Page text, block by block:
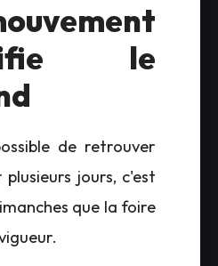
le
de retrouver
jours, c'est
que la foire